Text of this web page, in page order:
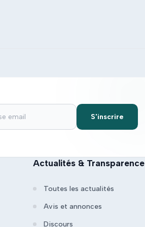
S'inscrire
Actualités & Transparence
Toutes les actualités
Avis et annonces
Discours